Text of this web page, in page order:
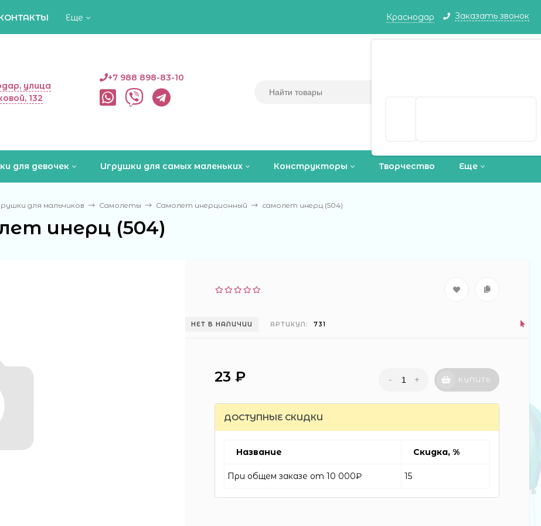
Краснодар Заказать звонок
Еще
улица
132
+7 988 898-83-10
для девочек Игрушки для самых маленьких Конструкторы Творчество Еще
для мальчиков Самолеты Самолет инерционный самолет инерц (504)
инерц (504)
НЕТ В НАЛИЧИИ АРТИКУЛ: 731
23 ₽ - + КУПИТЬ
ДОСТУПНЫЕ СКИДКИ
Название Скидка, %
При общем заказе от 10 000₽ 15